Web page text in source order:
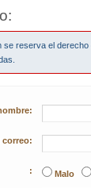
reserva el
correo:
: Malo